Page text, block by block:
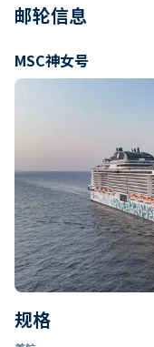
邮轮信息
MSC神女号
规格